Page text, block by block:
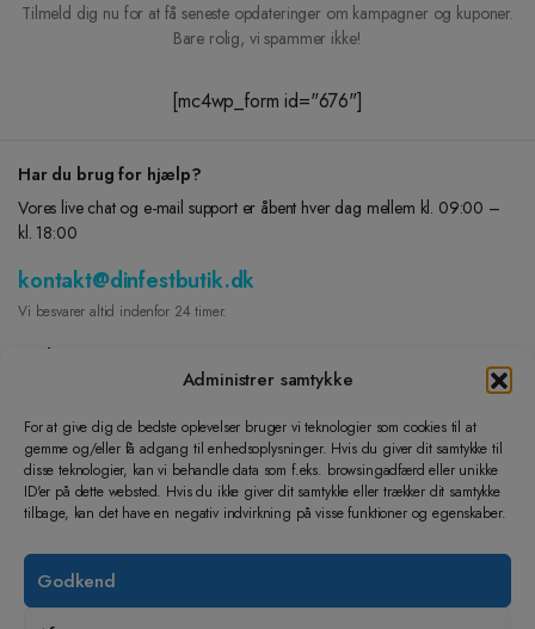
Administrer samtykke
For at give dig de bedste oplevelser bruger vi teknologier som cookies til at
gemme og/eller få adgang til enhedsoplysninger. Hvis du giver dit samtykke til
disse teknologier, kan vi behandle data som f.eks. browsingadfærd eller unikke
ID'er på dette websted. Hvis du ikke giver dit samtykke eller trækker dit samtykke
tilbage, kan det have en negativ indvirkning på visse funktioner og egenskaber.
Godkend
Tilmeld dig nu for at få seneste opdateringer om kampagner og kuponer.
Bare rolig, vi spammer ikke!
[mc4wp_form id="676"]
Har du brug for hjælp?
Vores live chat og e-mail support er åbent hver dag mellem kl. 09:00 –
kl. 18:00
kontakt@dinfestbutik.dk
Vi besvarer altid indenfor 24 timer.
Find os på
INSTAGRAM
Lad os hjælpe dig
Dine Ordre
Returnering og ombytning
Handelsbetingelser